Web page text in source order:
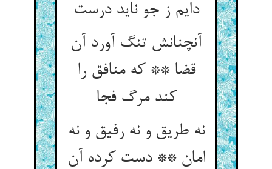
دایم ز جو ناید درست
آنچنانش تنگ آورد آن
قضا ** که منافق را
کند مرگ فجا
نه طریق و نه رفیق و نه
امان ** دست کرده آن